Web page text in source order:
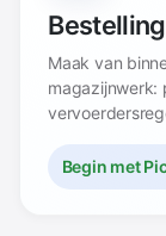
Maak van
magazijnwerk:
Begin met